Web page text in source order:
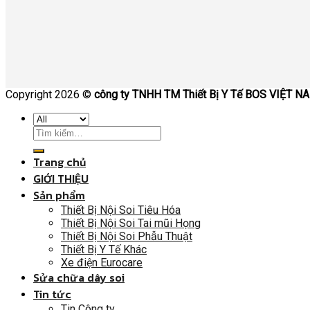
Copyright 2026 © công ty TNHH TM Thiết Bị Y Tế BOS VIỆT
Trang chủ
GIỚI THIỆU
Sản phẩm
Thiết Bị Nội Soi Tiêu Hóa
Thiết Bị Nội Soi Tai mũi Họng
Thiết Bị Nội Soi Phẫu Thuật
Thiết Bị Y Tế Khác
Xe điện Eurocare
Sửa chữa dây soi
Tin tức